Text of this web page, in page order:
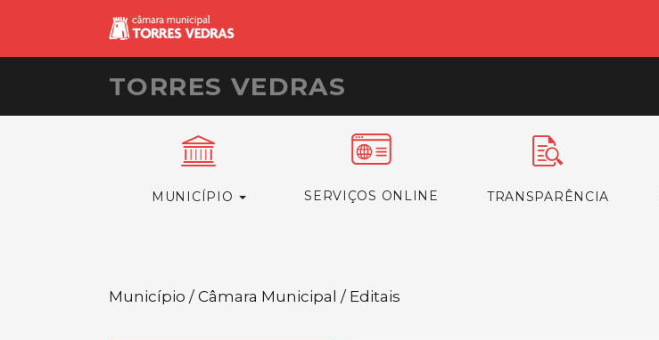
TORRES VEDRAS
MUNICÍPIO SERVIÇOS ONLINE TRANSPARÊNCIA
Município / Câmara Municipal / Editais